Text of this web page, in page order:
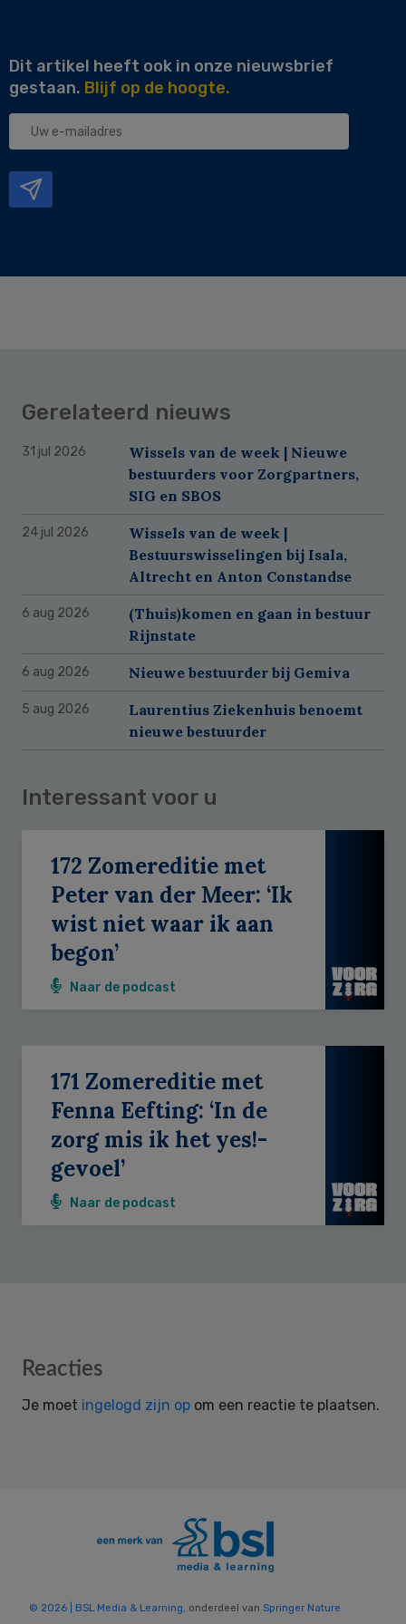
Dit artikel heeft ook in onze nieuwsbrief
gestaan. Blijf op de hoogte.
Uw
Gerelateerd nieuws
31 jul 2026
Wissels van de week | Nieuwe
bestuurders voor Zorgpartners,
SIG en SBOS
24 jul 2026
Wissels van de week |
Bestuurswisselingen bij Isala,
Altrecht en Anton Constandse
6 aug 2026
(Thuis)komen en gaan in bestuur
Rijnstate
6 aug 2026 Nieuwe bestuurder bij Gemiva
5 aug 2026
Laurentius Ziekenhuis benoemt
nieuwe bestuurder
Interessant voor u
172 Zomereditie met
Peter van der Meer: ‘Ik
wist niet waar ik aan
begon’
Naar de podcast
171 Zomereditie met
Fenna Eefting: ‘In de
zorg mis ik het yes!-
gevoel’
Naar de podcast
Reader
Reacties
Je moet ingelogd zijn op om een reactie te plaatsen.
© 2026 | BSL Media & Learning, onderdeel van Springer Nature